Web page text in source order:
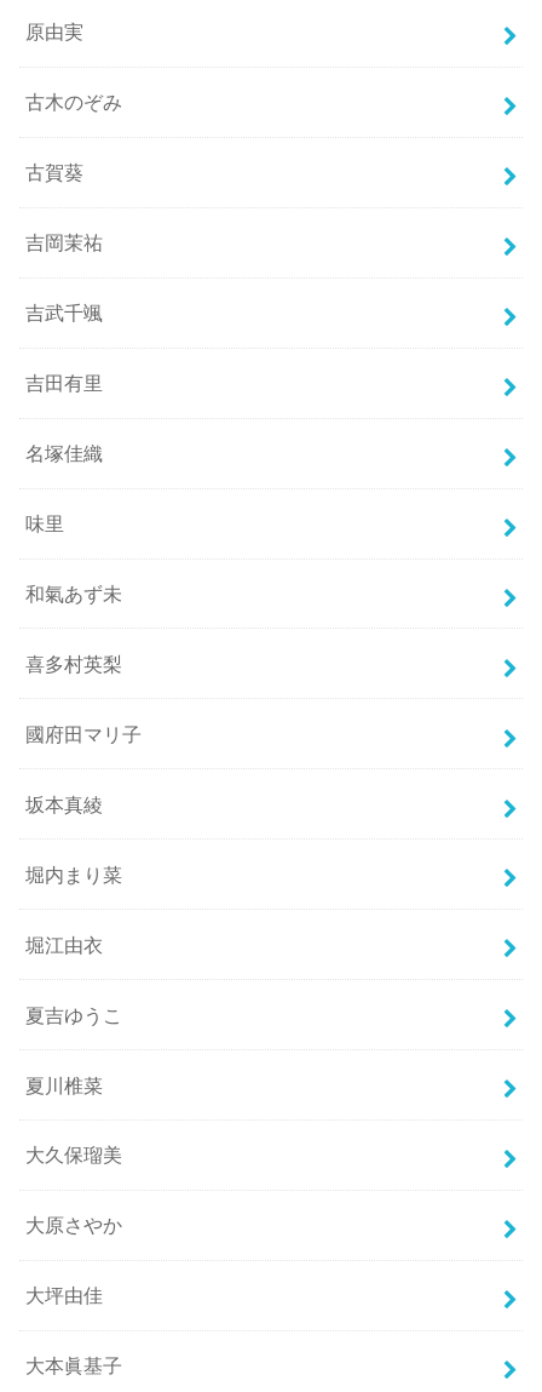
原由実
古木のぞみ
古賀葵
吉岡茉祐
吉武千颯
吉田有里
名塚佳織
味里
和氣あず未
喜多村英梨
國府田マリ子
坂本真綾
堀内まり菜
堀江由衣
夏吉ゆうこ
夏川椎菜
大久保瑠美
大原さやか
大坪由佳
大本眞基子